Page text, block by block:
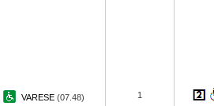
VARESE (07.48) 1